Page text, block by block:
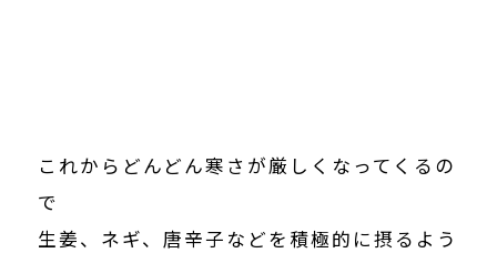
これからどんどん寒さが厳しくなってくるの
で
生姜、ネギ、唐辛子などを積極的に摂るよう